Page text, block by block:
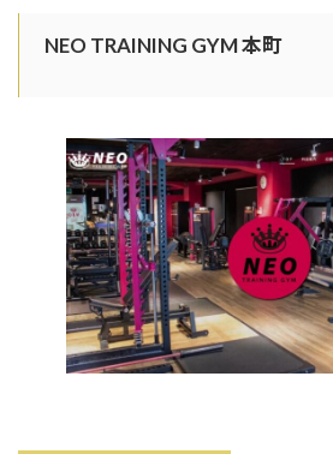
NEO TRAINING GYM 本町